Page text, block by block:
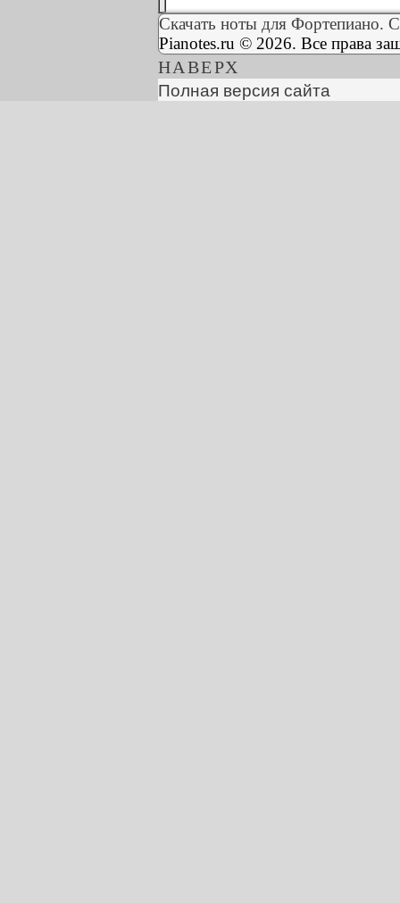
Скачать ноты для Фортепиано.
Pianotes.ru © 2026. Все права
НАВЕРХ
Полная версия сайта